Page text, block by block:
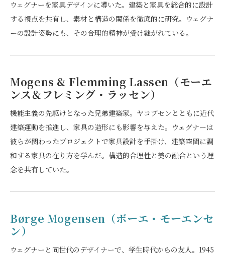
ウェグナーを家具デザインに導いた。建築と家具を総合的に設計
する視点を共有し、素材と構造の関係を徹底的に研究。ウェグナ
ーの設計姿勢にも、その合理的精神が受け継がれている。
Mogens & Flemming Lassen（モーエ
ンス＆フレミング・ラッセン）
機能主義の先駆けとなった兄弟建築家。ヤコブセンとともに近代
建築運動を推進し、家具の造形にも影響を与えた。ウェグナーは
彼らが関わったプロジェクトで家具設計を手掛け、建築空間に調
和する家具の在り方を学んだ。構造的合理性と美の融合という理
念を共有していた。
Børge Mogensen（ボーエ・モーエンセ
ン）
ウェグナーと同世代のデザイナーで、学生時代からの友人。1945